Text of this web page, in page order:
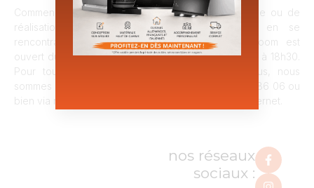
Commençons votre projet de rénovation de cuisine ou de
réalisation de cuisine neuve dès maintenant en se
rencontrant lors d’un rendez-vous. Notre showroom est
ouvert du mardi au samedi de 9h à 12h et de 14h30 à 18h30.
Pour toute demande et la prise de rendez-vous, nous
sommes à votre écoute par téléphone au 04 75 98 86 06 ou
bien via notre formulaire de contact sur notre site internet.
nos réseaux
sociaux :